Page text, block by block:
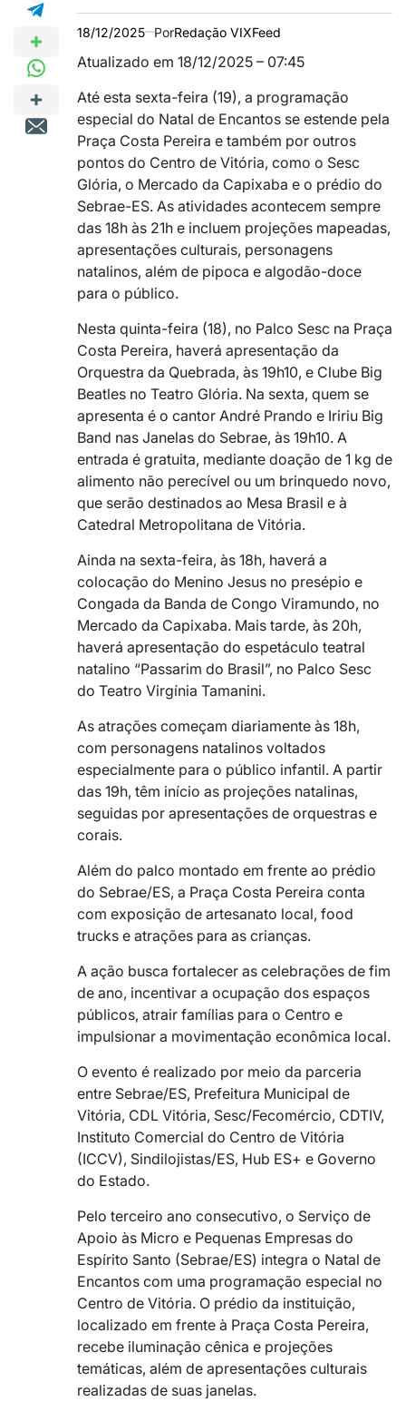
18/12/2025 PorRedação VIXFeed
Atualizado em 18/12/2025 – 07:45
Até esta sexta-feira (19), a programação
especial do Natal de Encantos se estende pela
Praça Costa Pereira e também por outros
pontos do Centro de Vitória, como o Sesc
Glória, o Mercado da Capixaba e o prédio do
Sebrae-ES. As atividades acontecem sempre
das 18h às 21h e incluem projeções mapeadas,
apresentações culturais, personagens
natalinos, além de pipoca e algodão-doce
para o público.
Nesta quinta-feira (18), no Palco Sesc na Praça
Costa Pereira, haverá apresentação da
Orquestra da Quebrada, às 19h10, e Clube Big
Beatles no Teatro Glória. Na sexta, quem se
apresenta é o cantor André Prando e Iririu Big
Band nas Janelas do Sebrae, às 19h10. A
entrada é gratuita, mediante doação de 1 kg de
alimento não perecível ou um brinquedo novo,
que serão destinados ao Mesa Brasil e à
Catedral Metropolitana de Vitória.
Ainda na sexta-feira, às 18h, haverá a
colocação do Menino Jesus no presépio e
Congada da Banda de Congo Viramundo, no
Mercado da Capixaba. Mais tarde, às 20h,
haverá apresentação do espetáculo teatral
natalino “Passarim do Brasil”, no Palco Sesc
do Teatro Virgínia Tamanini.
As atrações começam diariamente às 18h,
com personagens natalinos voltados
especialmente para o público infantil. A partir
das 19h, têm início as projeções natalinas,
seguidas por apresentações de orquestras e
corais.
Além do palco montado em frente ao prédio
do Sebrae/ES, a Praça Costa Pereira conta
com exposição de artesanato local, food
trucks e atrações para as crianças.
A ação busca fortalecer as celebrações de fim
de ano, incentivar a ocupação dos espaços
públicos, atrair famílias para o Centro e
impulsionar a movimentação econômica local.
O evento é realizado por meio da parceria
entre Sebrae/ES, Prefeitura Municipal de
Vitória, CDL Vitória, Sesc/Fecomércio, CDTIV,
Instituto Comercial do Centro de Vitória
(ICCV), Sindilojistas/ES, Hub ES+ e Governo
do Estado.
Pelo terceiro ano consecutivo, o Serviço de
Apoio às Micro e Pequenas Empresas do
Espírito Santo (Sebrae/ES) integra o Natal de
Encantos com uma programação especial no
Centro de Vitória. O prédio da instituição,
localizado em frente à Praça Costa Pereira,
recebe iluminação cênica e projeções
temáticas, além de apresentações culturais
realizadas de suas janelas.